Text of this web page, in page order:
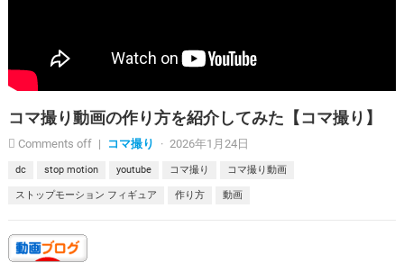
コマ撮り動画の作り方を紹介してみた【コマ撮り】
Comments off | コマ撮り · 2026年1月24日
dc stop motion youtube コマ撮り コマ撮り動画
ストップモーション フィギュア 作り方 動画